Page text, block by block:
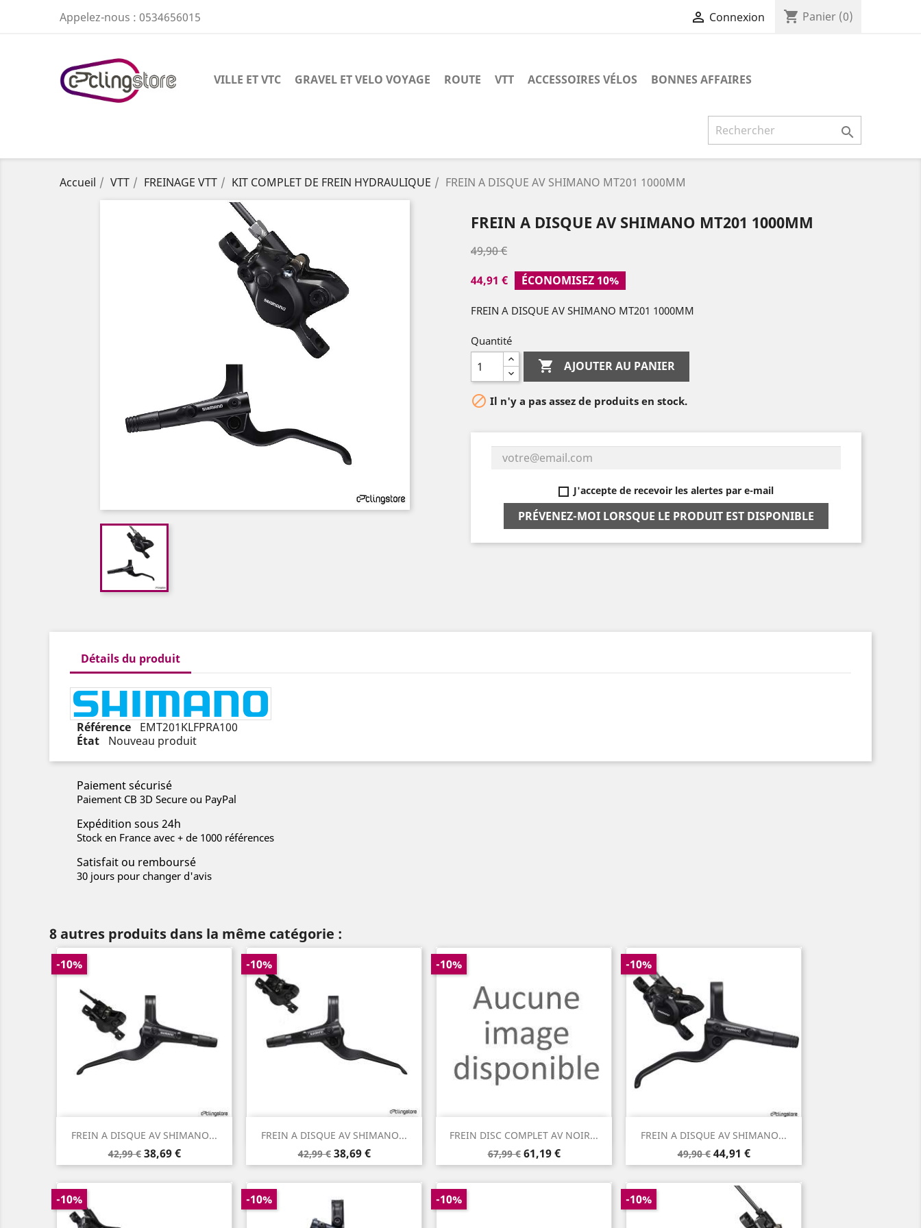
Appelez-nous : 0534656015  Connexion shopping_cart Panier (0)
VILLE ET VTC GRAVEL ET VELO VOYAGE ROUTE VTT ACCESSOIRES VÉLOS BONNES AFFAIRES

Accueil VTT FREINAGE VTT KIT COMPLET DE FREIN HYDRAULIQUE FREIN A DISQUE AV SHIMANO MT201 1000MM
FREIN A DISQUE AV SHIMANO MT201 1000MM
49,90 €
44,91 €
ÉCONOMISEZ 10%
FREIN A DISQUE AV SHIMANO MT201 1000MM
Quantité
 AJOUTER AU PANIER
 Il n'y a pas assez de produits en stock.
J'accepte de recevoir les alertes par e-mail
PRÉVENEZ-MOI LORSQUE LE PRODUIT EST DISPONIBLE
Détails du produit
Référence
EMT201KLFPRA100
État
Nouveau produit
Paiement sécurisé
Paiement CB 3D Secure ou PayPal
Expédition sous 24h
Stock en France avec + de 1000 références
Satisfait ou remboursé
30 jours pour changer d'avis
8 autres produits dans la même catégorie :
FREIN A DISQUE AV SHIMANO...
Prix
de
base
42,99 €
-10%
Prix
38,69 €
Aperçu rapide FREIN A DISQUE AV SHIMANO...
Prix
de
base
42,99 €
-10%
Prix
38,69 €
Aperçu rapide FREIN DISC COMPLET AV NOIR...
Prix
de
base
67,99 €
-10%
Prix
61,19 €
Aperçu rapide FREIN A DISQUE AV SHIMANO...
Prix
de
base
49,90 €
-10%
Prix
44,91 €
Aperçu rapide
-10% -10% -10% -10%